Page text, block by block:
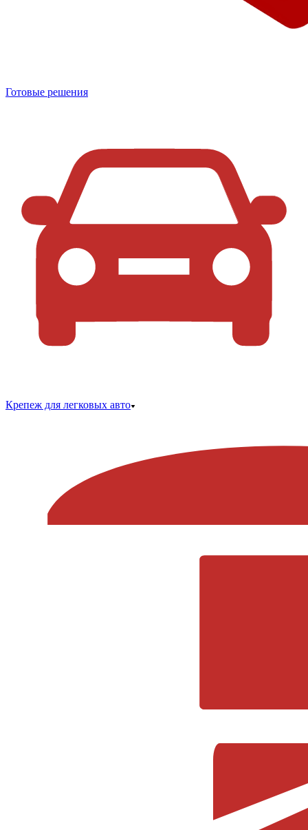
Готовые решения
Крепеж для легковых авто